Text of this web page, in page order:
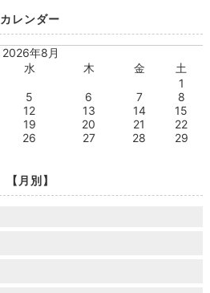
カレンダー
2026年8月
水 木 金
土
1
5 6 7
8
12 13 14
15
19 20 21
22
26 27 28
29
【月別】